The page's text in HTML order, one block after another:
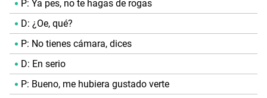
P: Ya pes, no te hagas de rogas
D: ¿Oe, qué?
P: No tienes cámara, dices
D: En serio
P: Bueno, me hubiera gustado verte